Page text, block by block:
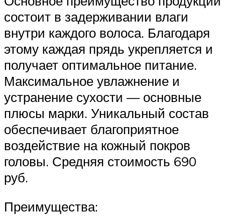
состоит в задерживании влаги
внутри каждого волоса. Благодаря
этому каждая прядь укрепляется и
получает оптимальное питание.
Максимальное увлажнение и
устранение сухости — основные
плюсы марки. Уникальный состав
обеспечивает благоприятное
воздействие на кожный покров
головы. Средняя стоимость 690
руб.
Преимущества: